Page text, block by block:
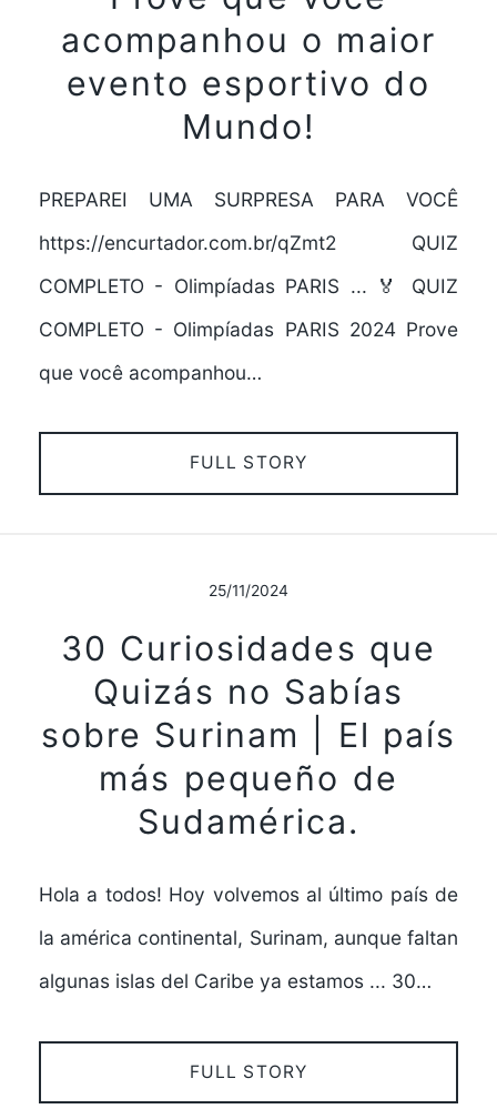
acompanhou o maior
evento esportivo do
Mundo!
PREPAREI UMA SURPRESA PARA VOCÊ
https://encurtador.com.br/qZmt2 QUIZ
COMPLETO - Olimpíadas PARIS ... 🏅 QUIZ
COMPLETO - Olimpíadas PARIS 2024 Prove
que você acompanhou…
FULL STORY
25/11/2024
30 Curiosidades que
Quizás no Sabías
sobre Surinam | El país
más pequeño de
Sudamérica.
Hola a todos! Hoy volvemos al último país de
la américa continental, Surinam, aunque faltan
algunas islas del Caribe ya estamos ... 30…
FULL STORY